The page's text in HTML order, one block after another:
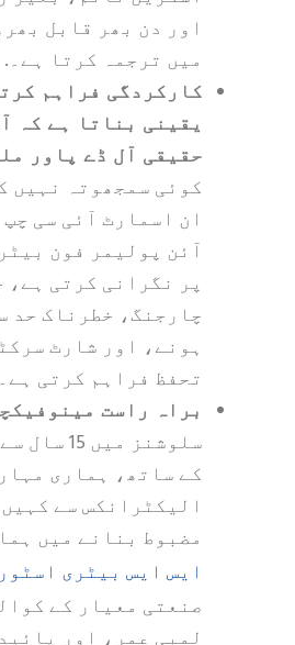
اور دن بھر قابل بھروسہ
میں ترجمہ کرتا ہے۔.
کارکردگی فراہم کرتا ہے،
یقینی بناتا ہے کہ آپ کے
حقیقی آل ڈے پاور ملے۔
کوئی سمجھوتہ نہیں کیا جا
ان اسمارٹ آئی سی چپ آپ کی
آئن پولیمر فون بیٹری کی
پر نگرانی کرتی ہے، جو
چارجنگ، خطرناک حد سے
ہونے، اور شارٹ سرکٹنگ کے
تحفظ فراہم کرتی ہے۔.
براہ راست مینوفیکچرر
سلوشنز میں 15 سال سے
کے ساتھ، ہماری مہارت چھوٹی
الیکٹرانکس سے کہیں زیادہ
مضبوط بنانے میں ہماری
ایس ایس بیٹری اسٹوریج
صنعتی معیار کے کوالٹی